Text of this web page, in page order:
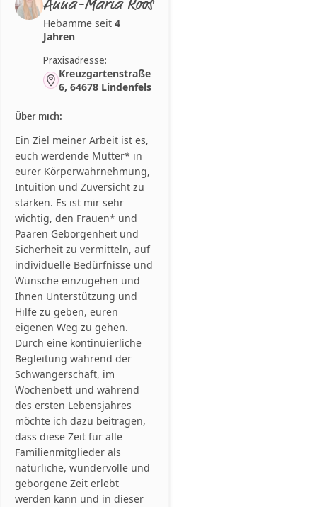
Anna-Maria Roos
Hebamme seit 4
Jahren
Praxisadresse:
Kreuzgartenstraße
6, 64678 Lindenfels
Über mich:
Ein Ziel meiner Arbeit ist es,
euch werdende Mütter* in
eurer Körperwahrnehmung,
Intuition und Zuversicht zu
stärken. Es ist mir sehr
wichtig, den Frauen* und
Paaren Geborgenheit und
Sicherheit zu vermitteln, auf
individuelle Bedürfnisse und
Wünsche einzugehen und
Ihnen Unterstützung und
Hilfe zu geben, euren
eigenen Weg zu gehen.
Durch eine kontinuierliche
Begleitung während der
Schwangerschaft, im
Wochenbett und während
des ersten Lebensjahres
möchte ich dazu beitragen,
dass diese Zeit für alle
Familienmitglieder als
natürliche, wundervolle und
geborgene Zeit erlebt
werden kann und in dieser